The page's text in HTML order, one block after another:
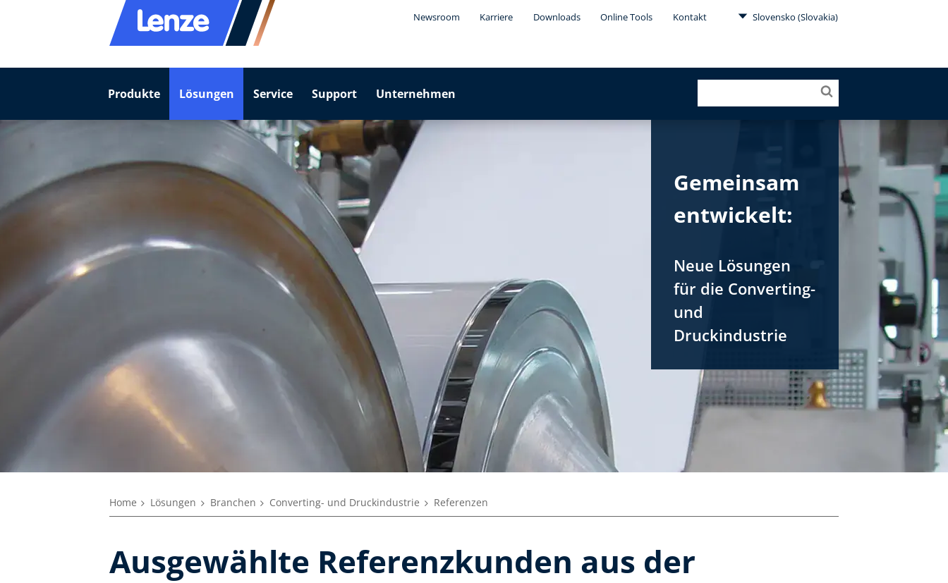
Newsroom Karriere Downloads Online Tools Kontakt Slovensko (Slovakia)
Produkte Lösungen Service Support Unternehmen
Gemeinsam
entwickelt:
Neue Lösungen
für die Converting-
und
Druckindustrie
Home Lösungen Branchen Converting- und Druckindustrie Referenzen
Ausgewählte Referenzkunden aus der